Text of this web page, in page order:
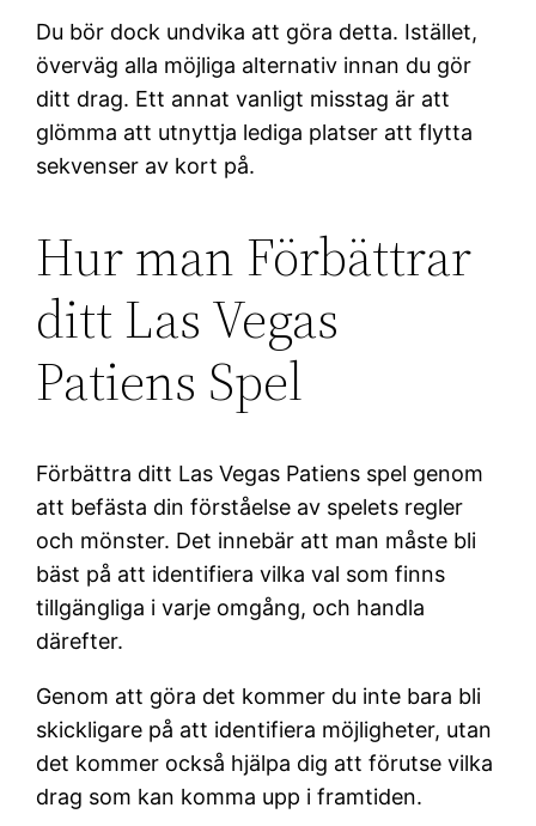
Du bör dock undvika att göra detta. Istället,
överväg alla möjliga alternativ innan du gör
ditt drag. Ett annat vanligt misstag är att
glömma att utnyttja lediga platser att flytta
sekvenser av kort på.
Hur man Förbättrar
ditt Las Vegas
Patiens Spel
Förbättra ditt Las Vegas Patiens spel genom
att befästa din förståelse av spelets regler
och mönster. Det innebär att man måste bli
bäst på att identifiera vilka val som finns
tillgängliga i varje omgång, och handla
därefter.
Genom att göra det kommer du inte bara bli
skickligare på att identifiera möjligheter, utan
det kommer också hjälpa dig att förutse vilka
drag som kan komma upp i framtiden.